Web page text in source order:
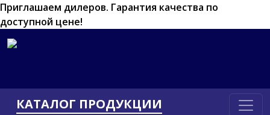
Приглашаем дилеров. Гарантия качества по
доступной цене!
КАТАЛОГ ПРОДУКЦИИ